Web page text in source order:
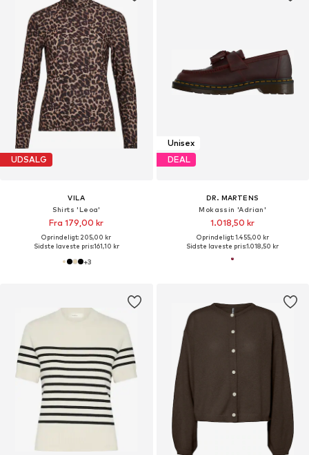
UDSALG
VILA
Shirts 'Leoa'
Fra 179,00 kr
Oprindeligt: 205,00 kr
Sidste laveste pris:161,10 kr
+3
Unisex
DEAL
DR. MARTENS
Mokassin 'Adrian'
1.018,50 kr
Oprindeligt: 1.455,00 kr
Sidste laveste pris:1.018,50 kr